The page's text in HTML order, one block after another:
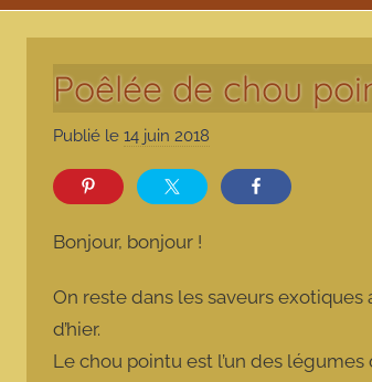
Poêlée de chou
Publié le 14 juin 2018
m
t
Bonjour, bonjour !
On reste dans les saveurs
d’hier.
Le chou pointu est l’un des